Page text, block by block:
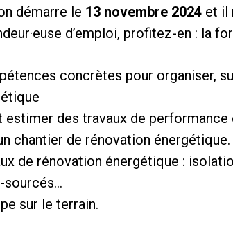
démarre le 13 novembre 2024 et il
d’emploi, profitez-en : la
concrètes pour organiser,
estimer des travaux de performance
chantier de rénovation énergétique.
de rénovation énergétique :
sourcés…
sur le terrain.